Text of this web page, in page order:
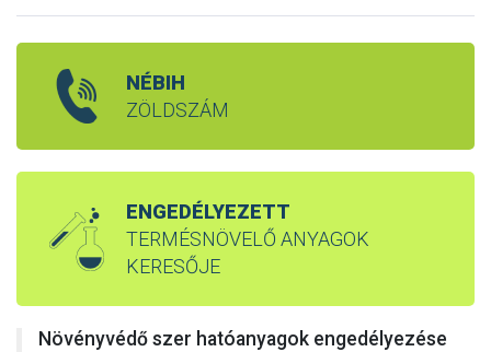
NÉBIH
ZÖLDSZÁM
ENGEDÉLYEZETT
TERMÉSNÖVELŐ ANYAGOK
KERESŐJE
Növényvédő szer hatóanyagok engedélyezése